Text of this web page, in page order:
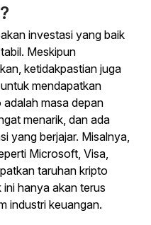
investasi yang baik
Meskipun
ketidakpastian juga
mendapatkan
masa depan
menarik, dan ada
yang berjajar. Misalnya,
Microsoft, Visa,
taruhan kripto
hanya akan terus
industri keuangan.